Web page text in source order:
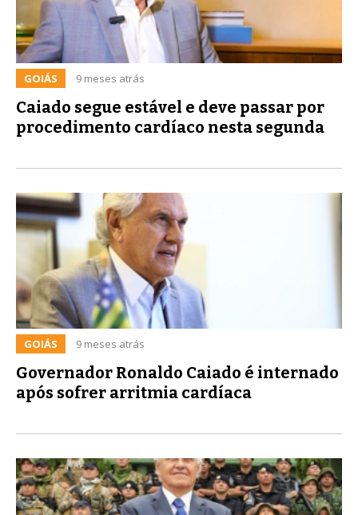
GOIÁS 9 meses atrás
Caiado segue estável e deve passar por
procedimento cardíaco nesta segunda
GOIÁS 9 meses atrás
Governador Ronaldo Caiado é internado
após sofrer arritmia cardíaca